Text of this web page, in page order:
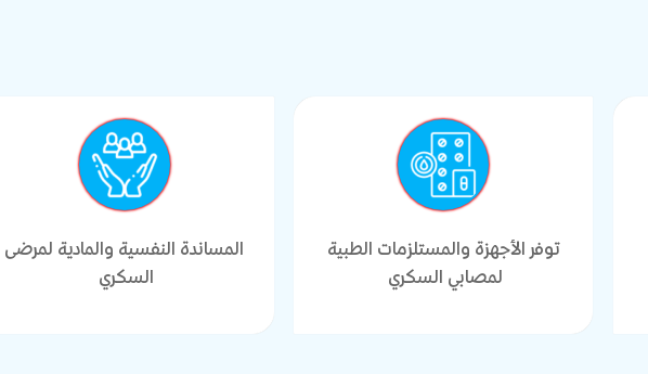
توفر الأجهزة والمستلزمات الطبية
لمصابي السكري
المساندة النفسية والمادية لمرضى
السكري